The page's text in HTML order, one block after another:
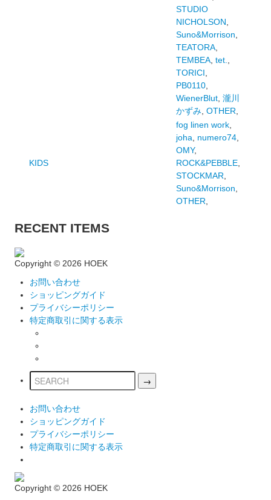
STUDIO
NICHOLSON
Suno&Morrison
TEATORA,
TEMBEA, tet.
TORICI
PB0110,
WienerBlut, 瀧川
かずみ, OTHER
KIDS
fog linen work,
joha
numero74,
OMY,
ROCK&PEBBLE,
STOCKMAR
Suno&Morrison
OTHER
RECENT ITEMS
Copyright ©2026 HOEK
お問い合わせ
ショッピングガイド
プライバシーポリシー
特定商取引に関する表示
お問い合わせ
ショッピングガイド
プライバシーポリシー
特定商取引に関する表示
Copyright ©2026 HOEK